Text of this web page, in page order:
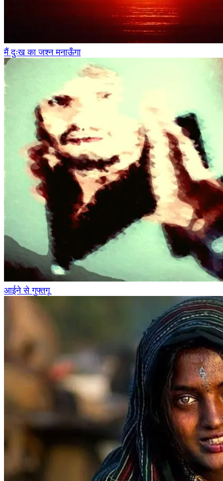
मैं दुःख का जश्न मनाऊँगा
आईने से गुफ्तगू